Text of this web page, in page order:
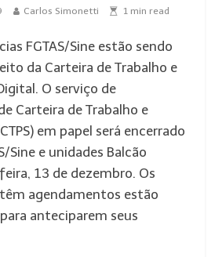
Carlos Simonetti 1 min read
FGTAS/Sine estão sendo
da Carteira de Trabalho e
O serviço de
Carteira de Trabalho e
em papel será encerrado
Sine e unidades Balcão
13 de dezembro. Os
agendamentos estão
anteciparem seus